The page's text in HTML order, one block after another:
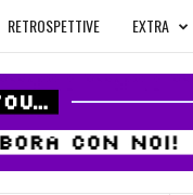
RETROSPETTIVE EXTRA